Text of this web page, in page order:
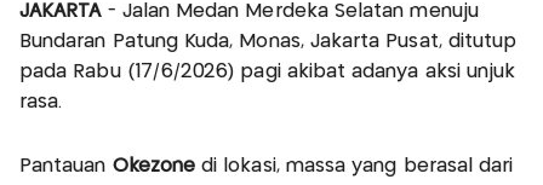
JAKARTA- Jalan Medan Merdeka Selatan menuju
Bundaran Patung Kuda, Monas, Jakarta Pusat, ditutup
pada Rabu (17/6/2026) pagi akibat adanya aksi unjuk
rasa.
Pantauan Okezonedi lokasi, massa yang berasal dari